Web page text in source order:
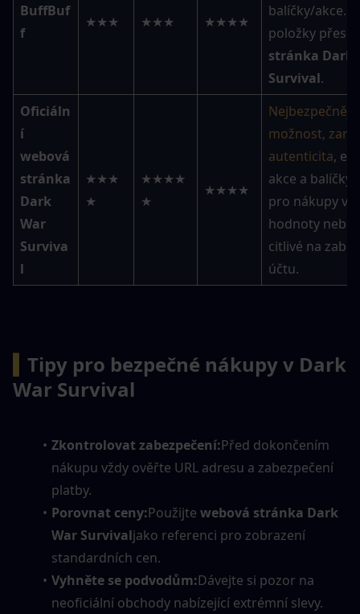
BuffBuf
f
★★★ ★★★ ★★★★
balíčky/akce.
položky přes
stránka Dark
Survival.
Oficiáln
í
webová
stránka
Dark
War
Surviva
l
★★★
★
★★★★
★
★★★★
Nejbezpečnější
možnost,
autenticita,
akce a balíčky.
pro nákupy
hodnoty nebo
citlivé na
účtu.
Tipy pro bezpečné nákupy v Dark
War Survival
Zkontrolovat zabezpečení:Před dokončením
nákupu vždy ověřte URL adresu a zabezpečení
platby.
Porovnat ceny:Použijte webová stránka Dark
War Survivaljako referenci pro zobrazení
standardních cen.
Vyhněte se podvodům:Dávejte si pozor na
neoficiální obchody nabízející extrémní slevy.